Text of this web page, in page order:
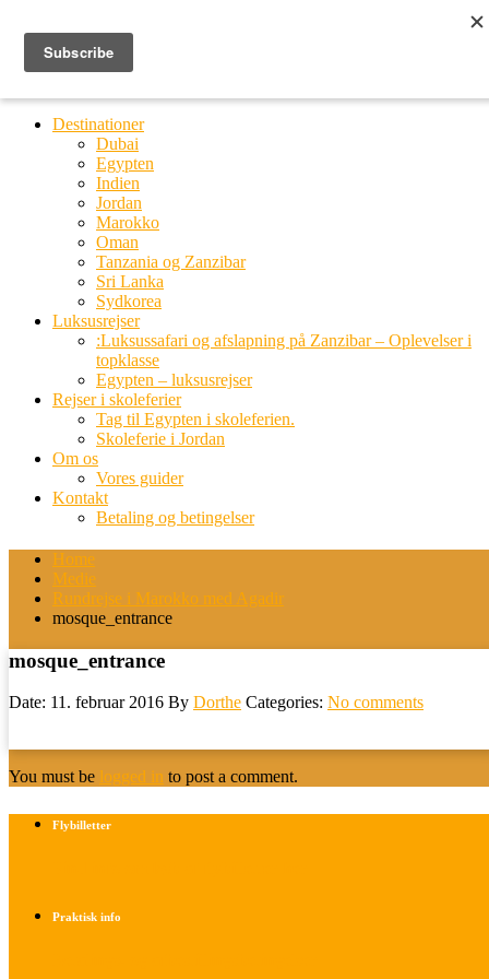
Ring til os
20 66 03 08
Destinationer
Dubai
Egypten
Indien
Jordan
Marokko
Oman
Tanzania og Zanzibar
Sri Lanka
Sydkorea
Luksusrejser
:Luksussafari og afslapning på Zanzibar – Oplevelser i
topklasse
Egypten – luksusrejser
Rejser i skoleferier
Tag til Egypten i skoleferien.
Skoleferie i Jordan
Om os
Vores guider
Kontakt
Betaling og betingelser
Home
Medie
Rundrejse i Marokko med Agadir
mosque_entrance
mosque_entrance
Date: 11. februar 2016 By Dorthe Categories: No comments
You must be logged in to post a comment.
Flybilletter
Praktisk info